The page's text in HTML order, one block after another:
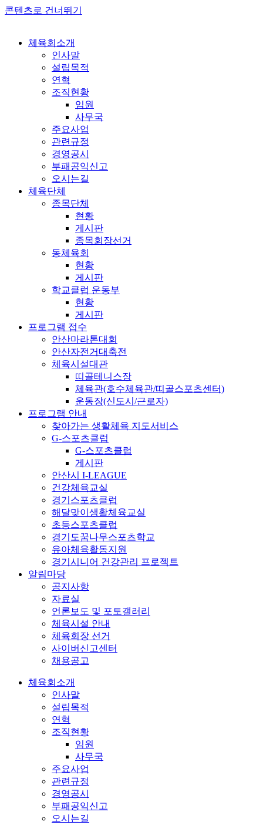
콘텐츠로 건너뛰기
체육회소개
인사말
설립목적
연혁
조직현황
임원
사무국
주요사업
관련규정
경영공시
부패공익신고
오시는길
체육단체
종목단체
현황
게시판
종목회장선거
동체육회
현황
게시판
학교클럽 운동부
현황
게시판
프로그램 접수
안산마라톤대회
안산자전거대축전
체육시설대관
띠골테니스장
체육관(호수체육관/띠골스포츠센터)
운동장(신도시/근로자)
프로그램 안내
찾아가는 생활체육 지도서비스
G-스포츠클럽
G-스포츠클럽
게시판
안산시 I-LEAGUE
건강체육교실
경기스포츠클럽
해달맞이생활체육교실
초등스포츠클럽
경기도꿈나무스포츠학교
유아체육활동지원
경기시니어 건강관리 프로젝트
알림마당
공지사항
자료실
언론보도 및 포토갤러리
체육시설 안내
체육회장 선거
사이버신고센터
채용공고
체육회소개
인사말
설립목적
연혁
조직현황
임원
사무국
주요사업
관련규정
경영공시
부패공익신고
오시는길